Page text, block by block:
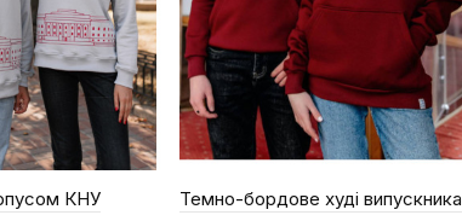
КНУ Темно-бордове худі випускника